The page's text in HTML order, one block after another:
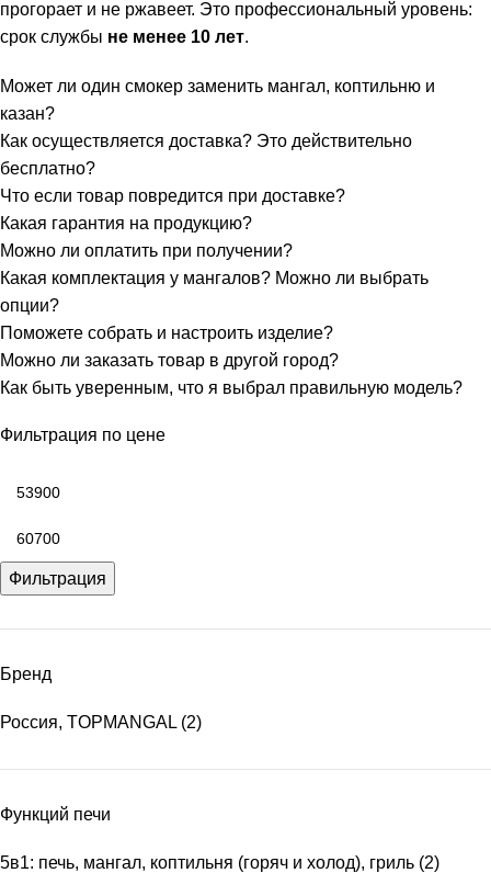
Фильтрация по цене
Фильтрация
Бренд
Россия, TOPMANGAL (2)
Функций печи
5в1: печь, мангал, коптильня (горяч и холод), гриль (2)
прогорает и не ржавеет. Это профессиональный уровень:
срок службы не менее 10 лет.
Может ли один смокер заменить мангал, коптильню и
казан?
Как осуществляется доставка? Это действительно
бесплатно?
Что если товар повредится при доставке?
Какая гарантия на продукцию?
Можно ли оплатить при получении?
Какая комплектация у мангалов? Можно ли выбрать
опции?
Поможете собрать и настроить изделие?
Можно ли заказать товар в другой город?
Как быть уверенным, что я выбрал правильную модель?